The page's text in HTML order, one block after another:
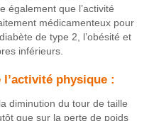
également que l’activité
médicamenteux pour
de type 2, l’obésité et
inférieurs.
physique :
diminution du tour de taille
que sur la perte de poids